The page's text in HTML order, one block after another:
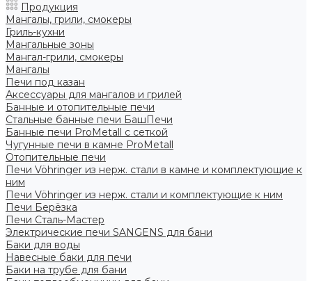
Продукция
Мангалы, грили, смокеры
Гриль-кухни
Мангальные зоны
Мангал-грили, смокеры
Мангалы
Печи под казан
Аксессуары для мангалов и грилей
Банные и отопительные печи
Стальные банные печи БашПечи
Банные печи ProMetall с сеткой
Чугунные печи в камне ProMetall
Отопительные печи
Печи Vöhringer из нерж. стали в камне и комплектующие к
ним
Печи Vöhringer из нерж. стали и комплектующие к ним
Печи Берёзка
Печи Сталь-Мастер
Электрические печи SANGENS для бани
Баки для воды
Навесные баки для печи
Баки на трубе для бани